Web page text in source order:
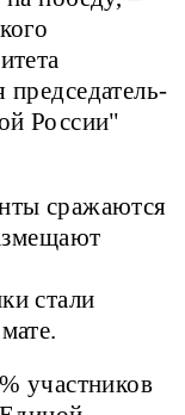
председатель-
России"
сражаются
стали
участников